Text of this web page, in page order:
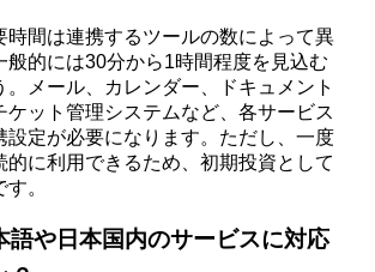
時間は連携するツールの数によって異
般的には30分から1時間程度を見込む
。メール、カレンダー、ドキュメント
ケット管理システムなど、各サービス
設定が必要になります。ただし、一度
的に利用できるため、初期投資として
。
語や日本国内のサービスに対応